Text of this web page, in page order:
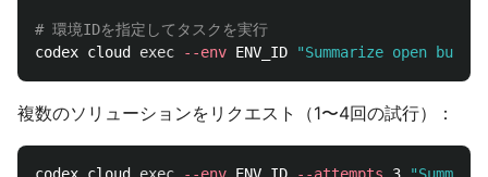
# 環境IDを指定してタスクを実行
codex cloud exec --env ENV_ID "Summarize open bugs"
複数のソリューションをリクエスト（1〜4回の試行）：